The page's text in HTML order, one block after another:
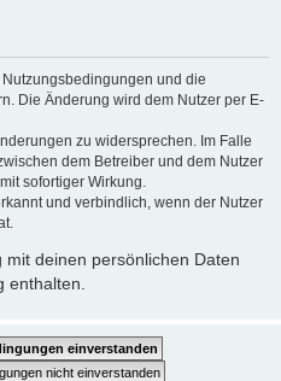
und die
Die Änderung wird dem Nutzer per E-
zu widersprechen. Im Falle
dem Betreiber und dem Nutzer
sofortiger Wirkung.
und verbindlich, wenn der Nutzer
deinen persönlichen Daten
enthalten.